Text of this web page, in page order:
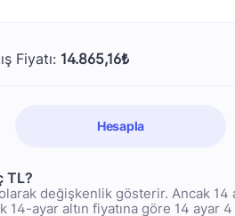
Fiyatı: 14.865,16₺
Hesapla
TL?
değişkenlik gösterir. Ancak 14
ayar altın fiyatına göre 14 ayar 4